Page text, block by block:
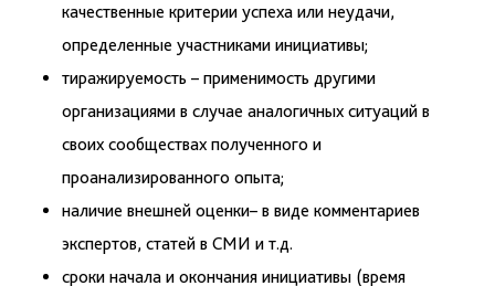
качественные критерии успеха или неудачи,
определенные участниками инициативы;
тиражируемость – применимость другими
организациями в случае аналогичных ситуаций в
своих сообществах полученного и
проанализированного опыта;
наличие внешней оценки– в виде комментариев
экспертов, статей в СМИ и т.д.
сроки начала и окончания инициативы (время